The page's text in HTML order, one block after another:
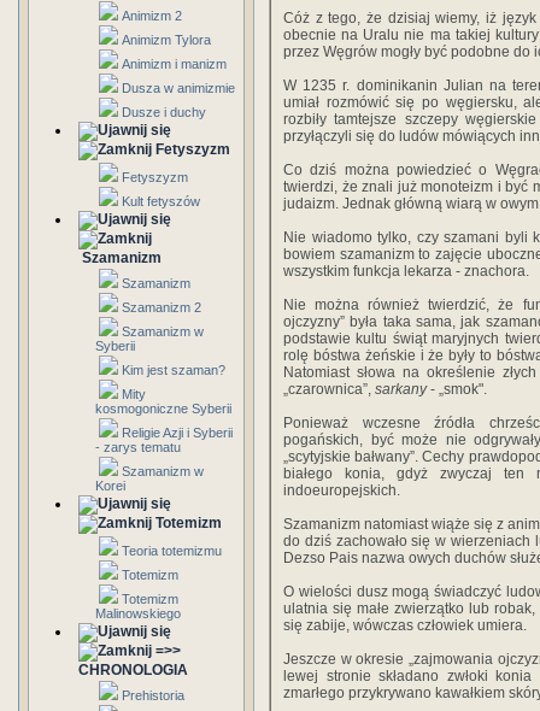
Animizm 2
Animizm Tylora
Animizm i manizm
Dusza w animizmie
Dusze i duchy
Fetyszyzm
Fetyszyzm
Kult fetyszów
Szamanizm
Szamanizm
Szamanizm 2
Szamanizm w
Syberii
Kim jest szaman?
Mity
kosmogoniczne Syberii
Religie Azji i Syberii
- zarys tematu
Szamanizm w
Korei
Totemizm
Teoria totemizmu
Totemizm
Totemizm
Malinowskiego
=>>
CHRONOLOGIA
Prehistoria
Cóż z tego, że dzisiaj wiemy, iż
obecnie na Uralu nie ma takiej
przez Węgrów mogły być podobne do
W 1235 r. dominikanin Julian na
umiał rozmówić się po węgiersku,
rozbiły tamtejsze szczepy
przyłączyli się do ludów mówiących
Co dziś można powiedzieć o
twierdzi, że znali już monoteizm i być
judaizm. Jednak główną wiarą w
Nie wiadomo tylko, czy szamani byli
bowiem szamanizm to zajęcie
wszystkim funkcja lekarza - znachora.
Nie można również twierdzić, że
ojczyzny” była taka sama, jak
podstawie kultu świąt maryjnych
rolę bóstwa żeńskie i że były to
Natomiast słowa na określenie
„czarownica”, sarkany- „smok".
Ponieważ wczesne źródła
pogańskich, być może nie
„scytyjskie bałwany”. Cechy
białego konia, gdyż zwyczaj ten
indoeuropejskich.
Szamanizm natomiast wiąże się z
do dziś zachowało się w wierzeniach
Dezso Pais nazwa owych duchów
O wielości dusz mogą świadczyć
ulatnia się małe zwierzątko lub
się zabije, wówczas człowiek umiera.
Jeszcze w okresie „zajmowania
lewej stronie składano zwłoki
zmarłego przykrywano kawałkiem